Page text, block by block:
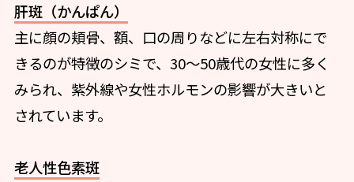
肝斑（かんぱん）
主に顔の頬骨、額、口の周りなどに左右対称にで
きるのが特徴のシミで、30〜50歳代の女性に多く
みられ、紫外線や女性ホルモンの影響が大きいと
されています。
老人性色素斑